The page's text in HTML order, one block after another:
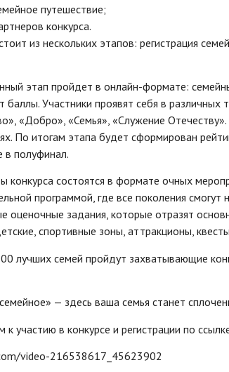
путешествие;
конкурса.
из нескольких этапов: регистрация
этап пройдет в онлайн-формате:
баллы. Участники проявят себя в различных
«Добро», «Семья», «Служение
По итогам этапа будет сформирован
полуфинал.
конкурса состоятся в формате очных
программой, где все поколения смогут
оценочные задания, которые отразят
спортивные зоны, аттракционы,
лучших семей пройдут захватывающие
— здесь ваша семья станет
к участию в конкурсе и регистрации по
video-216538617_45623902